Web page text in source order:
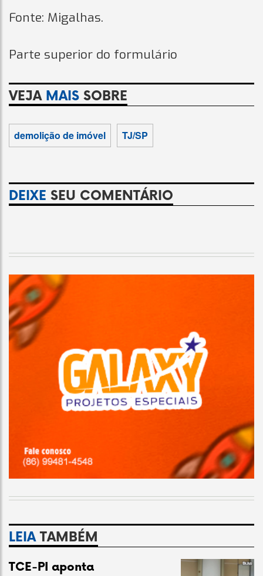
Fonte: Migalhas.
Parte superior do formulário
VEJA MAIS SOBRE
demolição de imóvel TJ/SP
DEIXE SEU COMENTÁRIO
LEIATAMBÉM
TCE-PI aponta